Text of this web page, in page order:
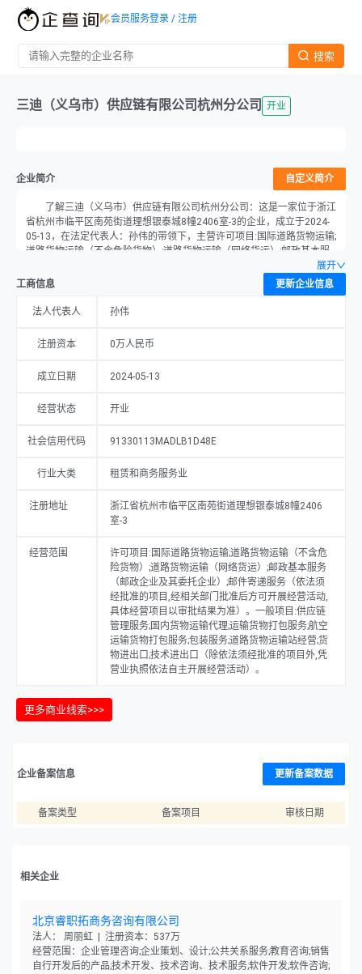
搜索
会员服务登录 / 注册
三迪（义乌市）供应链有限公司杭州分公司 开业
企业简介 自定义简介
了解三迪（义乌市）供应链有限公司杭州分公司：这是一家位于浙江
省杭州市临平区南苑街道理想银泰城8幢2406室-3的企业，成立于2024-
05-13，在法定代表人：孙伟的带领下，主营许可项目:国际道路货物运输;
道路货物运输（不含危险货物）;道路货物运输（网络货运）;邮政基本服
务（邮政企业及其委托企业）;邮件寄递服务（依法须经批准的项目,经相
关部门批准后方可开展经营活动,具体经营项目以审批结果为准）。一般
项目:供应链管理服务;国内货物运输代理;运输货物打包服务;航空运输货物
打包服务;包装服务;道路货物运输站经营;货物进出口;技术进出口（除依法
万元，当前经营状况为开业。
展开
工商信息
更新企业信息
法人代表人 孙伟
注册资本 0万人民币
成立日期 2024-05-13
经营状态 开业
社会信用代码 91330113MADLB1D48E
行业大类 租赁和商务服务业
注册地址
浙江省杭州市临平区南苑街道理想银泰城8幢2406
室-3
经营范围
许可项目:国际道路货物运输;道路货物运输（不含危
险货物）;道路货物运输（网络货运）;邮政基本服务
（邮政企业及其委托企业）;邮件寄递服务（依法须
经批准的项目,经相关部门批准后方可开展经营活动,
具体经营项目以审批结果为准）。一般项目:供应链
管理服务;国内货物运输代理;运输货物打包服务;航空
运输货物打包服务;包装服务;道路货物运输站经营;货
物进出口;技术进出口（除依法须经批准的项目外,凭
营业执照依法自主开展经营活动）。
更多商业线索>>>
企业备案信息 更新备案数据
备案类型 备案项目 审核日期
相关企业
北京睿职拓商务咨询有限公司
法人： 周丽虹 | 注册资本：537万
经营范围：企业管理咨询;企业策划、设计;公共关系服务;教育咨询;销售
自行开发后的产品;技术开发、技术咨询、技术服务;软件开发;软件咨询;